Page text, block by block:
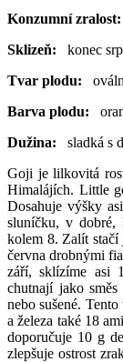
Konzumní zralost:
Sklizeň: konec
Tvar plodu:
Barva plodu:
Dužina: sladká s
Goji je lilkovitá
Himalájích. Little
Dosahuje výšky
sluníčku, v dobré,
kolem 8. Zalít stačí
června drobnými
září, sklízíme asi
chutnají jako
nebo sušené.
a železa také 18
doporučuje 10 g
zlepšuje ostrost